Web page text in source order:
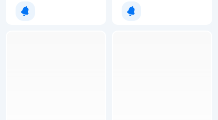
Уведомить о появлении Уведомить о появлении